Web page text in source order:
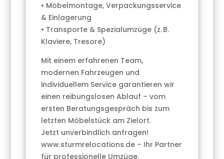
• Möbelmontage, Verpackungsservice
& Einlagerung
• Transporte & Spezialumzüge (z. B.
Klaviere, Tresore)
Mit einem erfahrenen Team,
modernen Fahrzeugen und
individuellem Service garantieren wir
einen reibungslosen Ablauf – vom
ersten Beratungsgespräch bis zum
letzten Möbelstück am Zielort.
Jetzt unverbindlich anfragen!
www.sturmrelocations.de – Ihr Partner
für professionelle Umzüge.